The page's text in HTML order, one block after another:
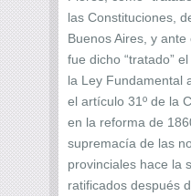
las Constituciones,
Buenos Aires, y
fue dicho “tratado”
la Ley Fundamental
el artículo 31º de la
en la reforma de
supremacía de las
provinciales hace la
ratificados después